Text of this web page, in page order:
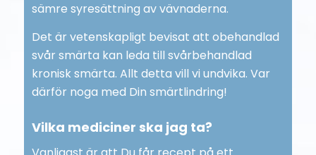
sämre syresättning av vävnaderna.
Det är vetenskapligt bevisat att obehandlad
svår smärta kan leda till svårbehandlad
kronisk smärta. Allt detta vill vi undvika. Var
därför noga med Din smärtlindring!
Vilka mediciner ska jag ta?